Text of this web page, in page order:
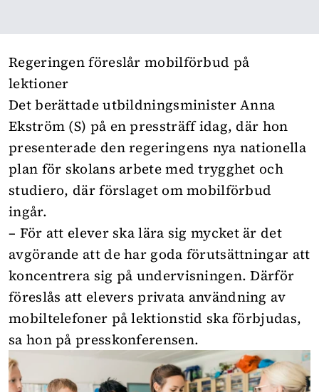
Regeringen föreslår mobilförbud på
lektioner
Det berättade utbildningsminister Anna
Ekström (S) på en pressträff idag, där hon
presenterade den regeringens nya nationella
plan för skolans arbete med trygghet och
studiero, där förslaget om mobilförbud
ingår.
– För att elever ska lära sig mycket är det
avgörande att de har goda förutsättningar att
koncentrera sig på undervisningen. Därför
föreslås att elevers privata användning av
mobiltelefoner på lektionstid ska förbjudas,
sa hon på presskonferensen.